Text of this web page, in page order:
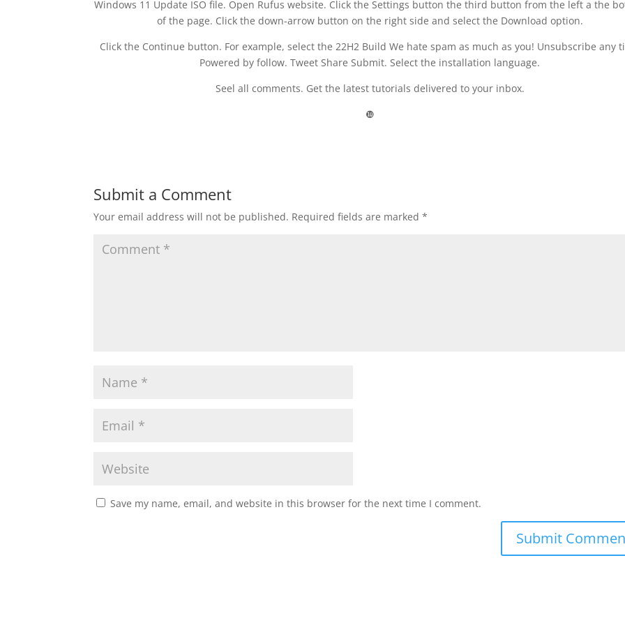
Windows 11 Update ISO file. Open Rufus website. Click the Settings button the third button from the left a the
of the page. Click the down-arrow button on the right side and select the Download option.
Click the Continue button. For example, select the 22H2 Build We hate spam as much as you! Unsubscribe any
Powered by follow. Tweet Share Submit. Select the installation language.
Seel all comments. Get the latest tutorials delivered to your inbox.
❿
Submit a Comment
Your email address will not be published. Required fields are marked*
Save my name, email, and website in this browser for the next time I comment.